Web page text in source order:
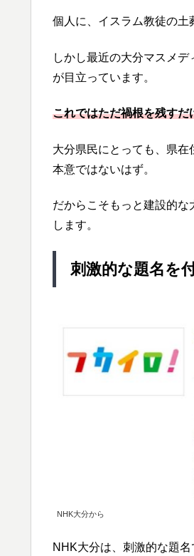
個人に、イスラム教徒の土
しかし最近の大分マスメ
が目立っています。
これではただ禍根を残すだ
大分県民にとっても、県
本意ではないはず。
だからこそもっと建設的
します。
刺激的な題名を
NHK大分から
NHK大分は、刺激的な題